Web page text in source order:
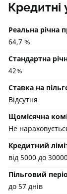
Кредитні
Реальна річна
64,7 %
Стандартна
42%
Ставка на
Відсутня
Щомісячна
Не
Кредитний
від 5000 до
Пільговий
до 57 днів